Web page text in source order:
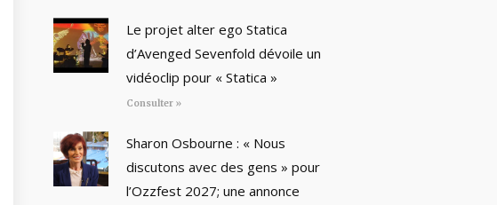
Le projet alter ego Statica
d’Avenged Sevenfold dévoile un
vidéoclip pour « Statica »
Consulter »
Sharon Osbourne : « Nous
discutons avec des gens » pour
l’Ozzfest 2027; une annonce